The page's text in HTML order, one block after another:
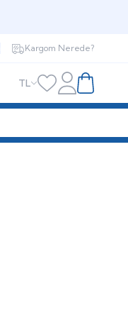
Kargom Nerede?
TL Favorilerim
HesabımSepetim